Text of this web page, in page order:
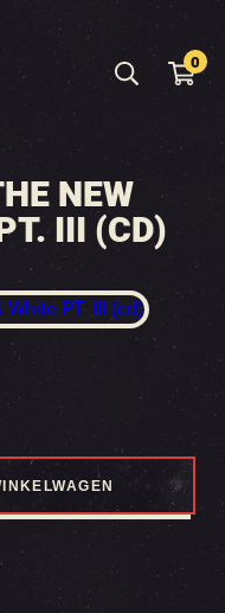
0
NEW
III (CD)